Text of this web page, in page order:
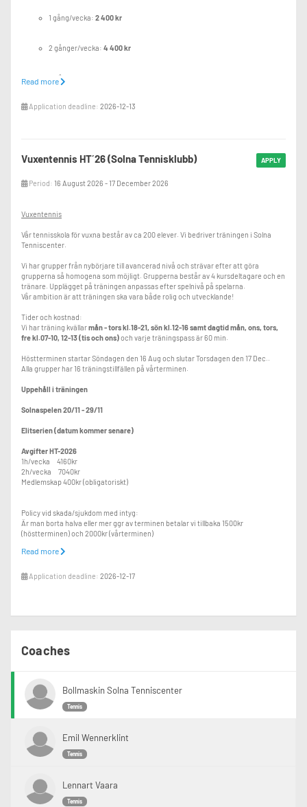
1 gång/vecka: 2 400 kr
2 gånger/vecka: 4 400 kr
3 gånger/vecka:
2 gånger/vecka:3 840 kr
Varje år tillkommer även medlemsavgift (obligatoriskt) á 300 kr per deltagare.
sedan ge platsförlag åt nyanmälda från väntelistan efterhand och under
Vi tar emot elever under pågående termin och då rabatterar vi terminsavgiften
med motsvarande tillfällen som har passerat.
Vid frågor kontaktar ni Natasha Belikova.
natasha.belikova@solnatennis.se
Read more
Application deadline: 2026-12-13
APPLY
Vuxentennis HT´26 (Solna Tennisklubb)
Period: 16 August 2026 - 17 December 2026
Vuxentennis
Vår tennisskola för vuxna består av ca 200 elever. Vi bedriver träningen i Solna
Tenniscenter.
Vi har grupper från nybörjare till avancerad nivå och strävar efter att göra
grupperna så homogena som möjligt. Grupperna består av 4 kursdeltagare och en
tränare. Upplägget på träningen anpassas efter spelnivå på spelarna.
Vår ambition är att träningen ska vara både rolig och utvecklande!
Tider och kostnad:
Vi har träning kvällarmån - tors kl.18-21, sön kl.12-16 samt dagtid mån, ons, tors,
fre kl.07-10, 12-13 (tis och ons)och varje träningspass är 60 min.
Höstterminen startar Söndagen den 16 Aug och slutar Torsdagen den 17 Dec..
Alla grupper har 16 träningstillfällen på vårterminen.
Uppehåll i träningen
Solnaspelen 20/11 - 29/11
Elitserien (datum kommer senare)
Avgifter HT-2026
1h/vecka 4160kr
2h/vecka 7040kr
Medlemskap 400kr (obligatoriskt)
Policy vid skada/sjukdom med intyg:
Är man borta halva eller mer ggr av terminen betalar vi tillbaka 1500kr
(höstterminen) och 2000kr (vårterminen)
terminens gång om platser finns.
Mån:
11-12 nivå 3 (enligt matchiskalan)
Ons:
kl07-08 nybörjare
Tors:
kl.08-09 en helt ny grupp kan skapas. Ta med dina kompisar och skapa gruppen!
Vid frågor kontakta Sami på:
Read more
Application deadline: 2026-12-17
Coaches
Bollmaskin Solna Tenniscenter
Tennis
Emil Wennerklint
Tennis
Lennart Vaara
Tennis